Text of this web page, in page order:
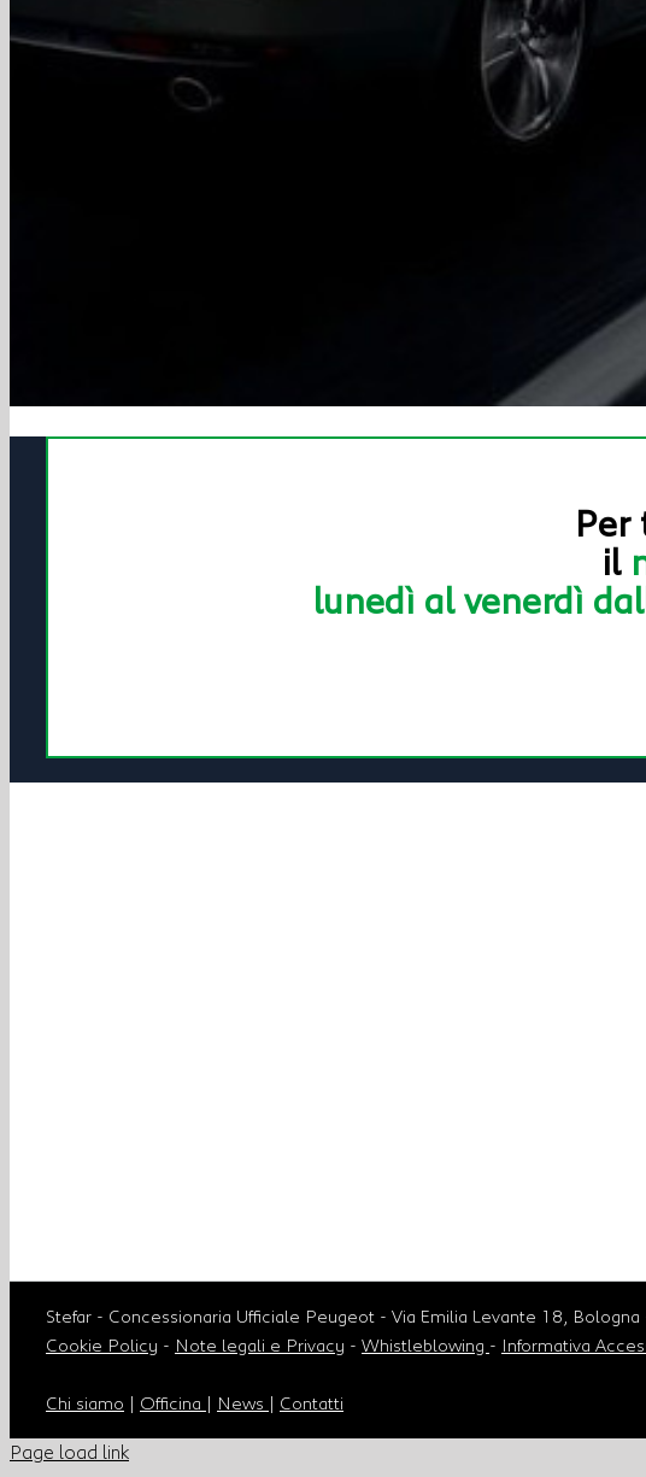
il
lunedì al venerdì
Stefar - Concessionaria Ufficiale Peugeot - Via Emilia Levante 18,
Cookie Policy - Note legali e Privacy - Whistleblowing - Informativa
Chi siamo Officina News Contatti
Page load link